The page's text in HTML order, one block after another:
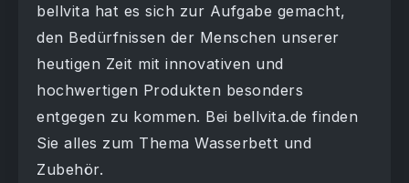
bellvita hat es sich zur Aufgabe gemacht,
den Bedürfnissen der Menschen unserer
heutigen Zeit mit innovativen und
hochwertigen Produkten besonders
entgegen zu kommen. Bei bellvita.de finden
Sie alles zum Thema Wasserbett und
Zubehör.